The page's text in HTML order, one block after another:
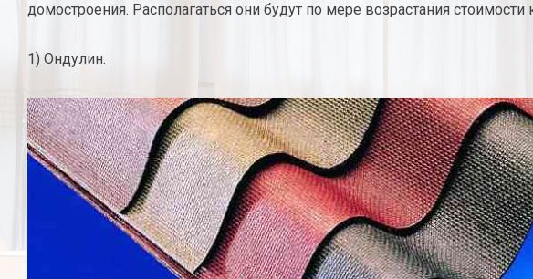
домостроения. Располагаться они будут по мере возрастания
1) Ондулин.